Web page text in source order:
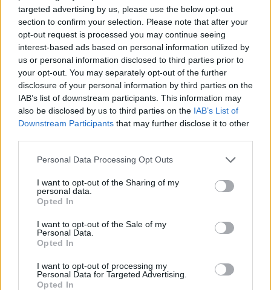
targeted advertising by us, please use the below opt-out
section to confirm your selection. Please note that after your
opt-out request is processed you may continue seeing
interest-based ads based on personal information utilized by
us or personal information disclosed to third parties prior to
your opt-out. You may separately opt-out of the further
disclosure of your personal information by third parties on the
IAB’s list of downstream participants. This information may
also be disclosed by us to third parties on the IAB’s List of
Downstream Participants that may further disclose it to other
Personal Data Processing Opt Outs
I want to opt-out of the Sharing of my
personal data.
Opted In
I want to opt-out of the Sale of my
Personal Data.
Opted In
I want to opt-out of processing my
Personal Data for Targeted Advertising.
Opted In
Μια έκθεση διοργανωμένη από τον
Εμπορικό Σύλλογο Μυτιλήνης
ΜΟΥΣΙΚΗ
Η γιορτή της τράτας ζωντάνεψε
ξανά στη Σκάλα Πολιχνίτου
Η αναπαράσταση του παλιού
αλιευτικού εθίμου, οι
παραδοσιακοί χοροί και η μουσική
γέμισαν το λιμάνι το βράδυ της 6ης
ΠΡΟΣΦΥΓΕΣ
«Ένα βιβλίο, ένα χαμόγελο» για
τα παιδιά του Κοινωνικού
Φροντιστηρίου Μυτιλήνης
Βραβεύτηκαν οι μαθητές για την
προσπάθειά τους – Ο Ματίν, παιδί
πρόσφυγας, πέρασε στη
Νοσηλευτική του Αριστοτελείου
Πανεπιστημίου Θεσσαλονίκης